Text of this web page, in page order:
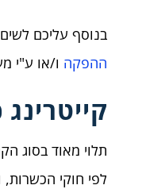
בנוסף עליכם
ההפקה ו/או ע"י
תלוי מאוד בסוג
לפי חוקי